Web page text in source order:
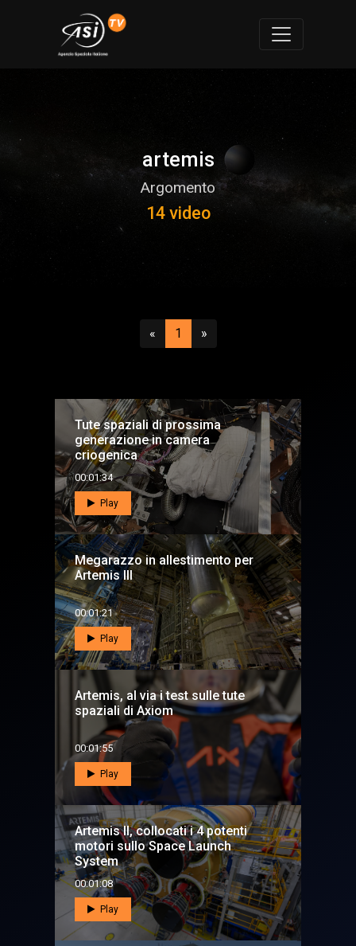
artemis
Argomento
14 video
«Precedente
1 (attuale)
»Successivo
Tute spaziali di prossima
generazione in camera
criogenica
00:01:34
Play
Megarazzo in allestimento per
Artemis III
00:01:21
Play
Artemis, al via i test sulle tute
spaziali di Axiom
00:01:55
Play
Artemis II, collocati i 4 potenti
motori sullo Space Launch
System
00:01:08
Play